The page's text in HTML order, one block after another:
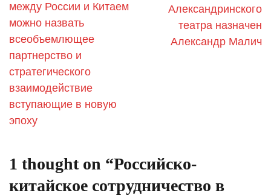
между России и Китаем
можно назвать
всеобъемлющее
партнерство и
стратегического
взаимодействие
вступающие в новую
эпоху
Александринского
театра назначен
Александр Малич
1 thought on “Российско-
китайское сотрудничество в